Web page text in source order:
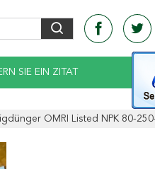
SIE EIN ZITAT
OMRI Listed NPK 80-